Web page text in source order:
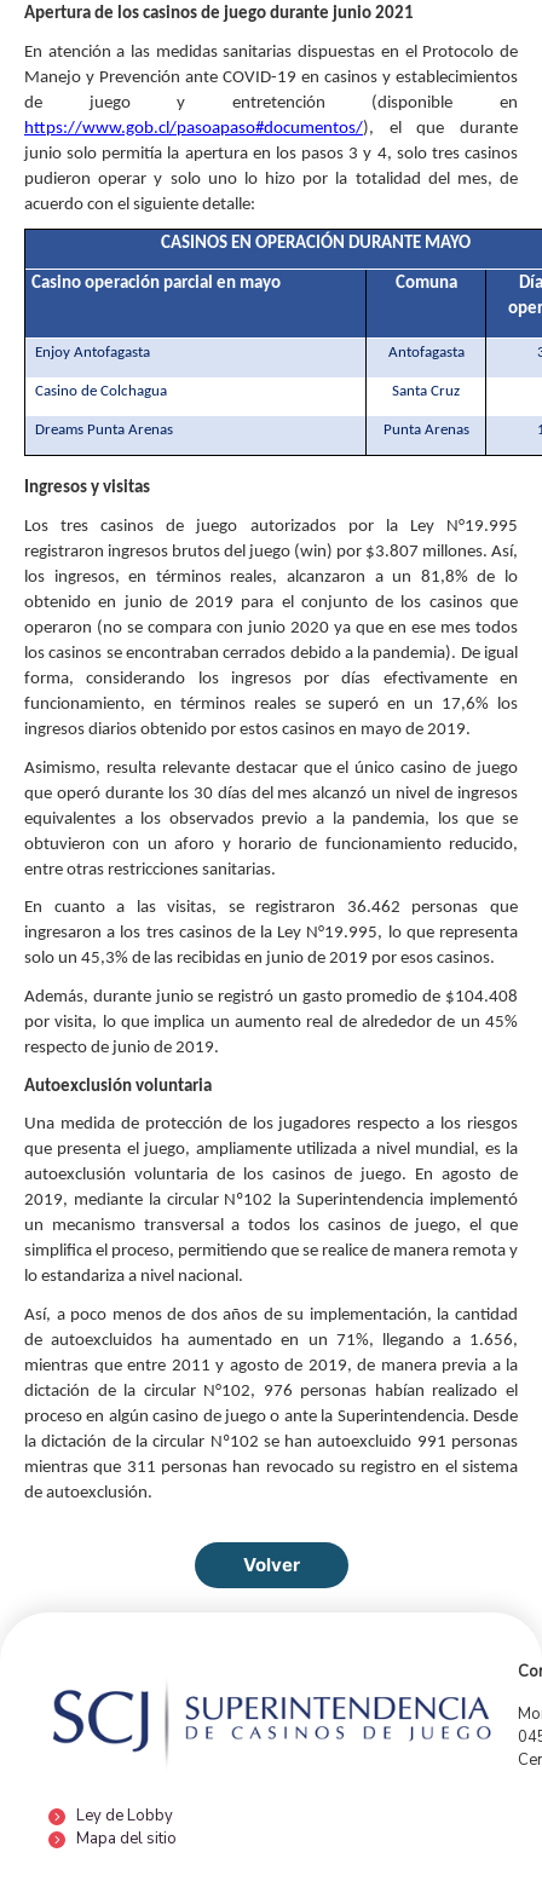
Apertura de los casinos de juego durante junio 2021
En atención a las medidas sanitarias dispuestas en el Protocolo de
Manejo y Prevención ante COVID-19 en casinos y establecimientos
de juego y entretención (disponible en
https://www.gob.cl/pasoapaso#documentos/), el que durante
junio solo permitía la apertura en los pasos 3 y 4, solo tres casinos
pudieron operar y solo uno lo hizo por la totalidad del mes, de
acuerdo con el siguiente detalle:
CASINOS EN OPERACIÓN DURANTE MAYO
Casino operación parcial en mayo Comuna
Enjoy Antofagasta Antofagasta
Casino de Colchagua Santa Cruz
Dreams Punta Arenas Punta Arenas
Ingresos y visitas
Los tres casinos de juego autorizados por la Ley N°19.995
registraron ingresos brutos del juego (win) por $3.807 millones. Así,
los ingresos, en términos reales, alcanzaron a un 81,8% de lo
obtenido en junio de 2019 para el conjunto de los casinos que
operaron (no se compara con junio 2020 ya que en ese mes todos
los casinos se encontraban cerrados debido a la pandemia). De igual
forma, considerando los ingresos por días efectivamente en
funcionamiento, en términos reales se superó en un 17,6% los
ingresos diarios obtenido por estos casinos en mayo de 2019.
Asimismo, resulta relevante destacar que el único casino de juego
que operó durante los 30 días del mes alcanzó un nivel de ingresos
equivalentes a los observados previo a la pandemia, los que se
obtuvieron con un aforo y horario de funcionamiento reducido,
entre otras restricciones sanitarias.
En cuanto a las visitas, se registraron 36.462 personas que
ingresaron a los tres casinos de la Ley N°19.995, lo que representa
solo un 45,3% de las recibidas en junio de 2019 por esos casinos.
Además, durante junio se registró un gasto promedio de $104.408
por visita, lo que implica un aumento real de alrededor de un 45%
respecto de junio de 2019.
Autoexclusión voluntaria
Una medida de protección de los jugadores respecto a los riesgos
que presenta el juego, ampliamente utilizada a nivel mundial, es la
autoexclusión voluntaria de los casinos de juego. En agosto de
2019, mediante la circular Nº102 la Superintendencia implementó
un mecanismo transversal a todos los casinos de juego, el que
simplifica el proceso, permitiendo que se realice de manera remota y
lo estandariza a nivel nacional.
Así, a poco menos de dos años de su implementación, la cantidad
de autoexcluidos ha aumentado en un 71%, llegando a 1.656,
mientras que entre 2011 y agosto de 2019, de manera previa a la
dictación de la circular N°102, 976 personas habían realizado el
proceso en algún casino de juego o ante la Superintendencia. Desde
la dictación de la circular Nº102 se han autoexcluido 991 personas
mientras que 311 personas han revocado su registro en el sistema
de autoexclusión.
Volver
Ley de Lobby
Mapa del sitio